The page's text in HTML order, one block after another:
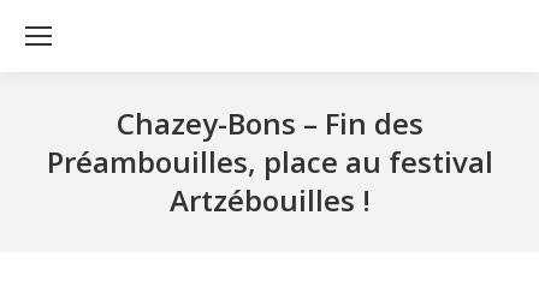
Chazey-Bons – Fin des
Préambouilles, place au festival
Artzébouilles !